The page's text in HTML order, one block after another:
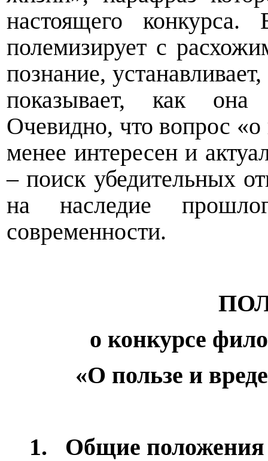
настоящего
полемизирует с
познание,
показывает, как
Очевидно, что вопрос
менее интересен и
– поиск убедительных
на наследие
современности.
о конкурсе
«О пользе и
1.
Общие положения